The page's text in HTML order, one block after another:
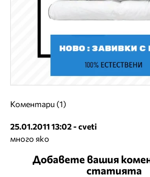
Коментари (1)
25.01.2011 13:02 - cveti
много яко
Добавете вашия
статията